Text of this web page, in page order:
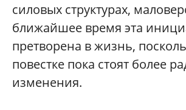
силовых структурах,
ближайшее время эта
претворена в жизнь,
повестке пока стоят более
изменения.